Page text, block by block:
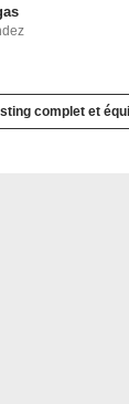
complet et